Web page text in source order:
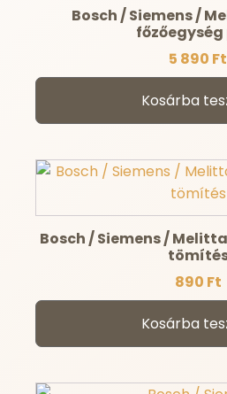
Bosch / Siemens /
5 890 Ft
Kosárba
Bosch / Siemens /
890 Ft
Kosárba